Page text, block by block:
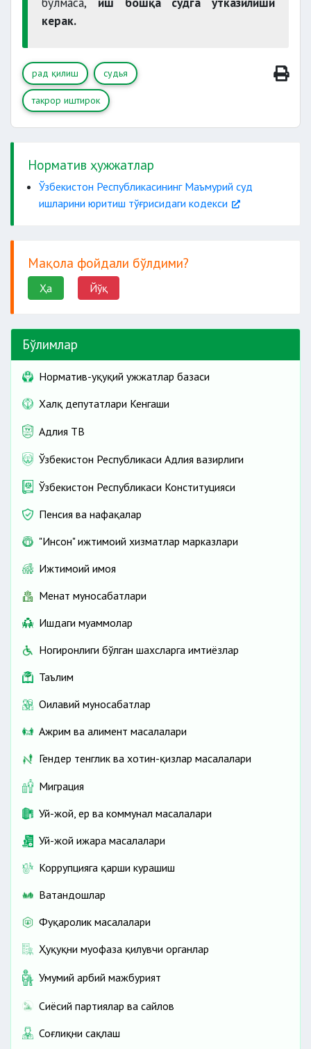
керак.
рад қилиш судья
такрор иштирок
Норматив ҳужжатлар
Ўзбекистон Республикасининг Маъмурий суд
ишларини юритиш тўғрисидаги кодекси
Мақола фойдали бўлдими?
Ҳа Йўқ
Бўлимлар
Норматив-ҳуқуқий ҳужжатлар базаси
Халқ депутатлари Кенгаши
Адлия ТВ
Ўзбекистон Республикаси Адлия вазирлиги
Ўзбекистон Республикаси Конституцияси
Пенсия ва нафақалар
"Инсон" ижтимоий хизматлар марказлари
Ижтимоий ҳимоя
Меҳнат муносабатлари
Ишдаги муаммолар
Ногиронлиги бўлган шахсларга имтиёзлар
Таълим
Оилавий муносабатлар
Ажрим ва алимент масалалари
Гендер тенглик ва хотин-қизлар масалалари
Миграция
Уй-жой, ер ва коммунал масалалари
Уй-жой ижара масалалари
Коррупцияга қарши курашиш
Ватандошлар
Фуқаролик масалалари
Ҳуқуқни муҳофаза қилувчи органлар
Умумий ҳарбий мажбурият
Сиёсий партиялар ва сайлов
Соғлиқни сақлаш